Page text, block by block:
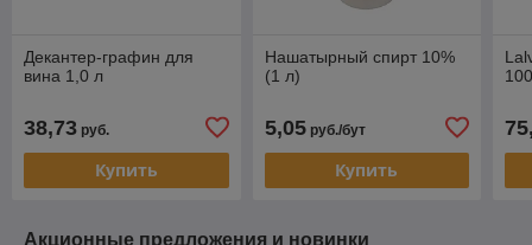
Декантер-графин для
вина 1,0 л
38,73 руб.
Купить
Нашатырный спирт 10%
(1 л)
5,05руб./бут
Купить
Акционные предложения и новинки